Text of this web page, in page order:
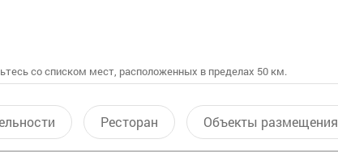
со списком мест, расположенных в пределах 50 км.
Ресторан Объекты размещения